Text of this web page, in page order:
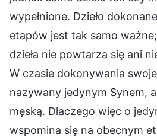
wypełnione. Dzieło
etapów jest tak samo
dzieła nie powtarza się ani
W czasie dokonywania
nazywany jedynym Synem, a
męską. Dlaczego więc o
wspomina się na obecnym